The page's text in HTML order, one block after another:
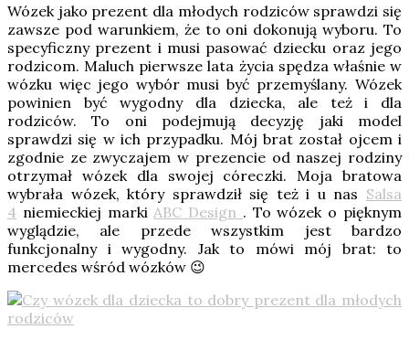
Wózek jako prezent dla młodych rodziców sprawdzi się
zawsze pod warunkiem, że to oni dokonują wyboru. To
specyficzny prezent i musi pasować dziecku oraz jego
rodzicom. Maluch pierwsze lata życia spędza właśnie w
wózku więc jego wybór musi być przemyślany. Wózek
powinien być wygodny dla dziecka, ale też i dla
rodziców. To oni podejmują decyzję jaki model
sprawdzi się w ich przypadku. Mój brat został ojcem i
zgodnie ze zwyczajem w prezencie od naszej rodziny
otrzymał wózek dla swojej córeczki. Moja bratowa
wybrała wózek, który sprawdził się też i u nas Salsa
4 niemieckiej marki ABC Design . To wózek o pięknym
wyglądzie, ale przede wszystkim jest bardzo
funkcjonalny i wygodny. Jak to mówi mój brat: to
mercedes wśród wózków 😉